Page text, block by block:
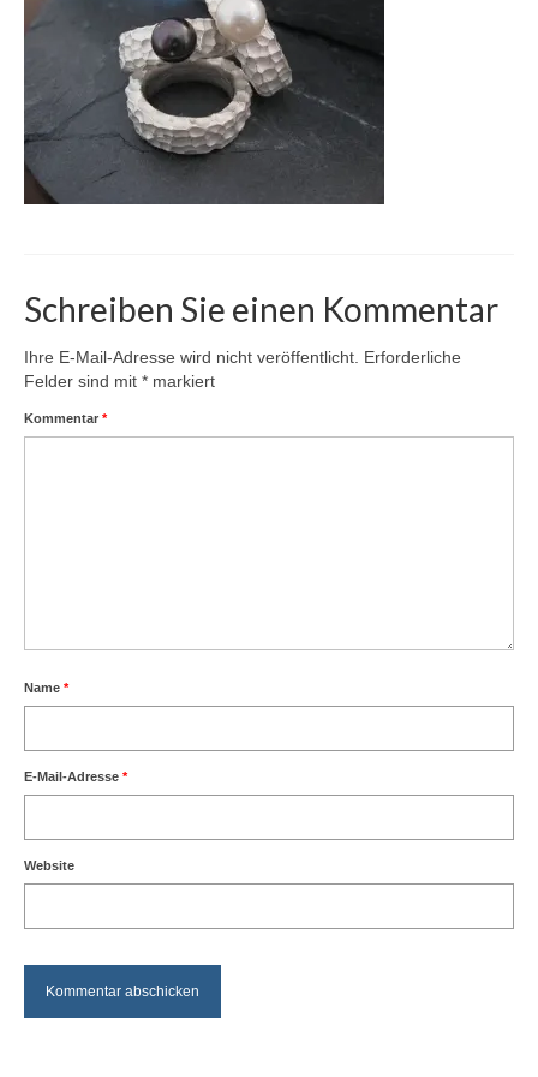
Kontakt | Impressum
Newsletter
Schreiben Sie einen Kommentar
Ihre E-Mail-Adresse wird nicht veröffentlicht. Erforderliche
Felder sind mit * markiert
Kommentar *
Name *
E-Mail-Adresse *
Website